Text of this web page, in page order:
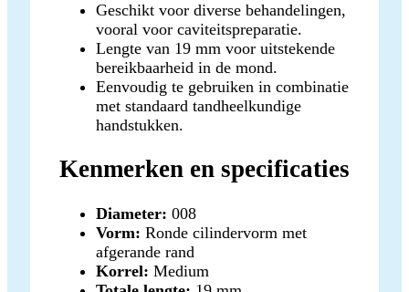
Geschikt voor diverse behandelingen,
vooral voor caviteitspreparatie.
Lengte van 19 mm voor uitstekende
bereikbaarheid in de mond.
Eenvoudig te gebruiken in combinatie
met standaard tandheelkundige
handstukken.
Kenmerken en specificaties
Diameter: 008
Vorm: Ronde cilindervorm met
afgerande rand
Korrel: Medium